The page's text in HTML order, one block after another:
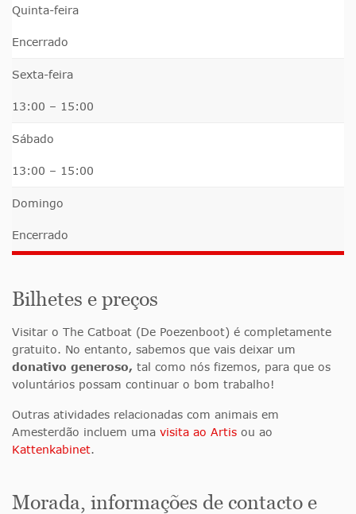
Quinta-feira
Encerrado
Sexta-feira
13:00 – 15:00
Sábado
13:00 – 15:00
Domingo
Encerrado
Bilhetes e preços
Visitar o The Catboat (De Poezenboot) é completamente
gratuito. No entanto, sabemos que vais deixar um
donativo generoso, tal como nós fizemos, para que os
voluntários possam continuar o bom trabalho!
Outras atividades relacionadas com animais em
Amesterdão incluem uma visita ao Artis ou ao
Kattenkabinet.
Morada, informações de contacto e